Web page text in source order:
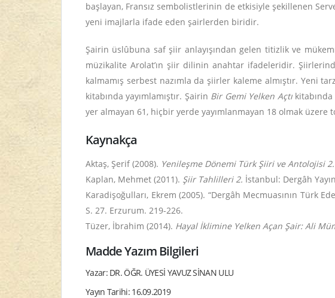
başlayan, Fransız sembolistlerinin de etkisiyle şekillenen
yeni imajlarla ifade eden şairlerden biridir.
Şairin üslûbuna saf şiir anlayışından gelen titizlik ve
müzikalite Arolat’ın şiir dilinin anahtar ifadeleridir.
kalmamış serbest nazımla da şiirler kaleme almıştır. Yeni
kitabında yayımlamıştır. Şairin Bir Gemi Yelken Açtıkitabında
yer almayan 61, hiçbir yerde yayımlanmayan 18 olmak
Kaynakça
Aktaş, Şerif (2008). Yenileşme Dönemi Türk Şiiri ve Antolojisi 2.
Kaplan, Mehmet (2011). Şiir Tahlilleri 2. İstanbul: Dergâh
Karadişoğulları, Ekrem (2005). “Dergâh Mecmuasının Türk
S. 27. Erzurum. 219-226.
Tüzer, İbrahim (2014). Hayal İklimine Yelken Açan Şair: Ali
Madde Yazım Bilgileri
Yazar: DR. ÖĞR. ÜYESİ YAVUZ SİNAN ULU
Yayın Tarihi: 16.09.2019